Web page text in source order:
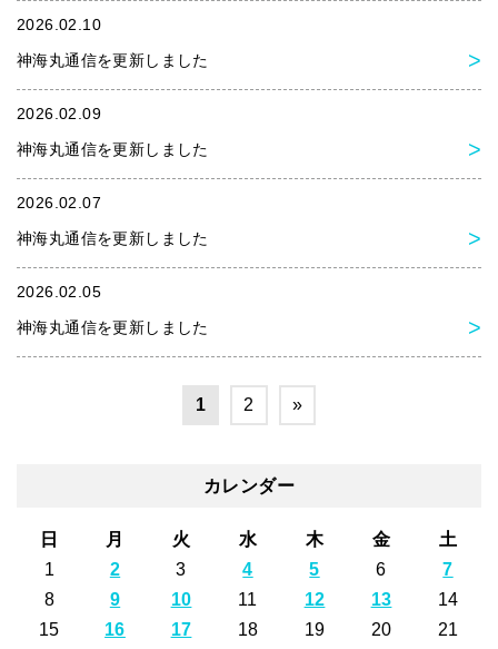
カレンダー
日 月 火 水 木 金
土
1
2 3 4 5 6
7
8
9 10 11 12 13
14
15
16 17 18 19 20
21
2026.02.10
神海丸通信を更新しました
2026.02.09
神海丸通信を更新しました
2026.02.07
神海丸通信を更新しました
2026.02.05
神海丸通信を更新しました
1 2 »